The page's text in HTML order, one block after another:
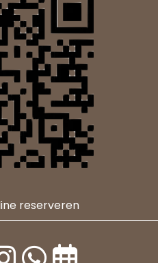
reserveren